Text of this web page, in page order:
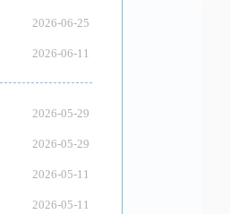
2026-06-25
2026-06-11
2026-05-29
2026-05-29
2026-05-11
2026-05-11